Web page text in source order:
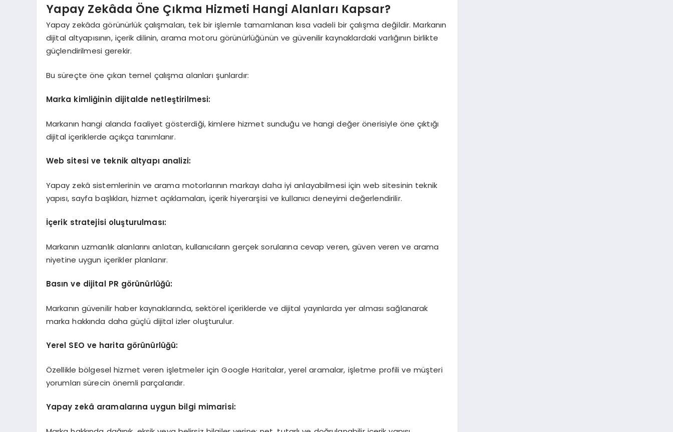
Yapay Zekâda Öne Çıkma Hizmeti Hangi Alanları Kapsar?
Yapay zekâda görünürlük çalışmaları, tek bir işlemle tamamlanan kısa vadeli bir çalışma değildir. Markanın
dijital altyapısının, içerik dilinin, arama motoru görünürlüğünün ve güvenilir kaynaklardaki varlığının birlikte
güçlendirilmesi gerekir.
Bu süreçte öne çıkan temel çalışma alanları şunlardır:
Marka kimliğinin dijitalde netleştirilmesi:
Markanın hangi alanda faaliyet gösterdiği, kimlere hizmet sunduğu ve hangi değer önerisiyle öne çıktığı
dijital içeriklerde açıkça tanımlanır.
Web sitesi ve teknik altyapı analizi:
Yapay zekâ sistemlerinin ve arama motorlarının markayı daha iyi anlayabilmesi için web sitesinin teknik
yapısı, sayfa başlıkları, hizmet açıklamaları, içerik hiyerarşisi ve kullanıcı deneyimi değerlendirilir.
İçerik stratejisi oluşturulması:
Markanın uzmanlık alanlarını anlatan, kullanıcıların gerçek sorularına cevap veren, güven veren ve arama
niyetine uygun içerikler planlanır.
Basın ve dijital PR görünürlüğü:
Markanın güvenilir haber kaynaklarında, sektörel içeriklerde ve dijital yayınlarda yer alması sağlanarak
marka hakkında daha güçlü dijital izler oluşturulur.
Yerel SEO ve harita görünürlüğü:
Özellikle bölgesel hizmet veren işletmeler için Google Haritalar, yerel aramalar, işletme profili ve müşteri
yorumları sürecin önemli parçalarıdır.
Yapay zekâ aramalarına uygun bilgi mimarisi: